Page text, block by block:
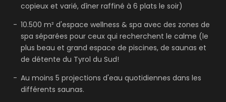
copieux et varié, dîner raffiné à 6 plats le soir)
10.500 m² d'espace wellness & spa avec des zones de
spa séparées pour ceux qui recherchent le calme (le
plus beau et grand espace de piscines, de saunas et
de détente du Tyrol du Sud!
Au moins 5 projections d'eau quotidiennes dans les
différents saunas.